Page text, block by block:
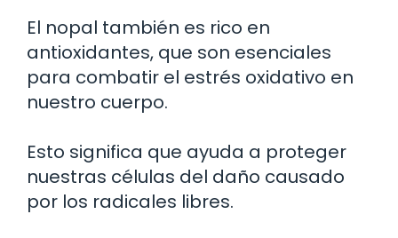
El nopal también es rico en
antioxidantes, que son esenciales
para combatir el estrés oxidativo en
nuestro cuerpo.
Esto significa que ayuda a proteger
nuestras células del daño causado
por los radicales libres.